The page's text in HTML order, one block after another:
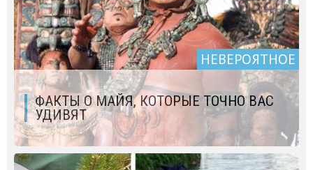
НЕВЕРОЯТНОЕ
ФАКТЫ О МАЙЯ, КОТОРЫЕ ТОЧНО ВАС
УДИВЯТ